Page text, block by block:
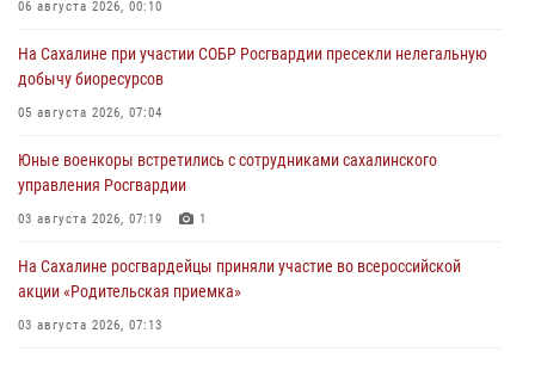
06 августа 2026, 00:10
На Сахалине при участии СОБР Росгвардии пресекли нелегальную
добычу биоресурсов
05 августа 2026, 07:04
Юные военкоры встретились с сотрудниками сахалинского
управления Росгвардии
03 августа 2026, 07:19 1
На Сахалине росгвардейцы приняли участие во всероссийской
акции «Родительская приемка»
03 августа 2026, 07:13